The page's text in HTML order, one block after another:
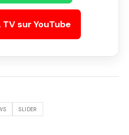
TV sur YouTube
SLIDER